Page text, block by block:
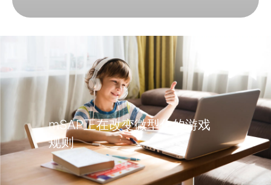
mSAP正在改变微型化的游戏
规则